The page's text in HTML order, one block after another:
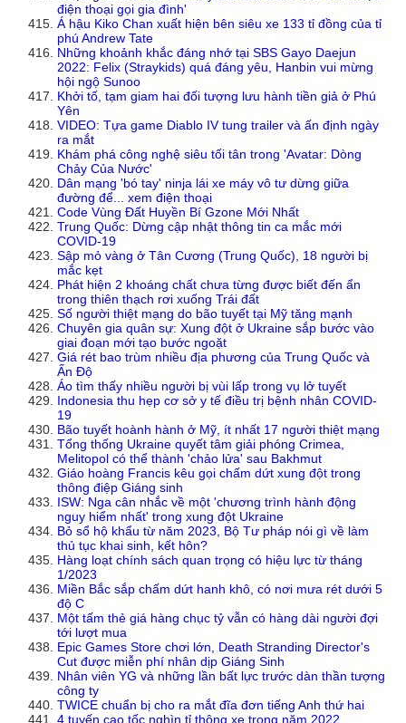
điện thoại gọi gia đình'
Á hậu Kiko Chan xuất hiện bên siêu xe 133 tỉ đồng của tỉ
phú Andrew Tate
Những khoảnh khắc đáng nhớ tại SBS Gayo Daejun
2022: Felix (Straykids) quá đáng yêu, Hanbin vui mừng
hội ngộ Sunoo
Khởi tố, tạm giam hai đối tượng lưu hành tiền giả ở Phú
Yên
VIDEO: Tựa game Diablo IV tung trailer và ấn định ngày
ra mắt
Khám phá công nghệ siêu tối tân trong 'Avatar: Dòng
Chảy Của Nước'
Dân mạng 'bó tay' ninja lái xe máy vô tư dừng giữa
đường để... xem điện thoại
Code Vùng Đất Huyền Bí Gzone Mới Nhất
Trung Quốc: Dừng cập nhật thông tin ca mắc mới
COVID-19
Sập mỏ vàng ở Tân Cương (Trung Quốc), 18 người bị
mắc kẹt
Phát hiện 2 khoáng chất chưa từng được biết đến ẩn
trong thiên thạch rơi xuống Trái đất
Số người thiệt mạng do bão tuyết tại Mỹ tăng mạnh
Chuyên gia quân sự: Xung đột ở Ukraine sắp bước vào
giai đoạn mới tạo bước ngoặt
Giá rét bao trùm nhiều địa phương của Trung Quốc và
Ấn Độ
Áo tìm thấy nhiều người bị vùi lấp trong vụ lở tuyết
Indonesia thu hẹp cơ sở y tế điều trị bệnh nhân COVID-
19
Bão tuyết hoành hành ở Mỹ, ít nhất 17 người thiệt mạng
Tổng thống Ukraine quyết tâm giải phóng Crimea,
Melitopol có thể thành 'chảo lửa' sau Bakhmut
Giáo hoàng Francis kêu gọi chấm dứt xung đột trong
thông điệp Giáng sinh
ISW: Nga cân nhắc về một 'chương trình hành động
nguy hiểm nhất' trong xung đột Ukraine
Bỏ sổ hộ khẩu từ năm 2023, Bộ Tư pháp nói gì về làm
thủ tục khai sinh, kết hôn?
Hàng loạt chính sách quan trọng có hiệu lực từ tháng
1/2023
Miền Bắc sắp chấm dứt hanh khô, có nơi mưa rét dưới 5
độ C
Một tấm thẻ giá hàng chục tỷ vẫn có hàng dài người đợi
tới lượt mua
Epic Games Store chơi lớn, Death Stranding Director's
Cut được miễn phí nhân dịp Giáng Sinh
Nhân viên YG và những lần bất lực trước dàn thần tượng
công ty
TWICE chuẩn bị cho ra mắt đĩa đơn tiếng Anh thứ hai
4 tuyến cao tốc nghìn tỉ thông xe trong năm 2022